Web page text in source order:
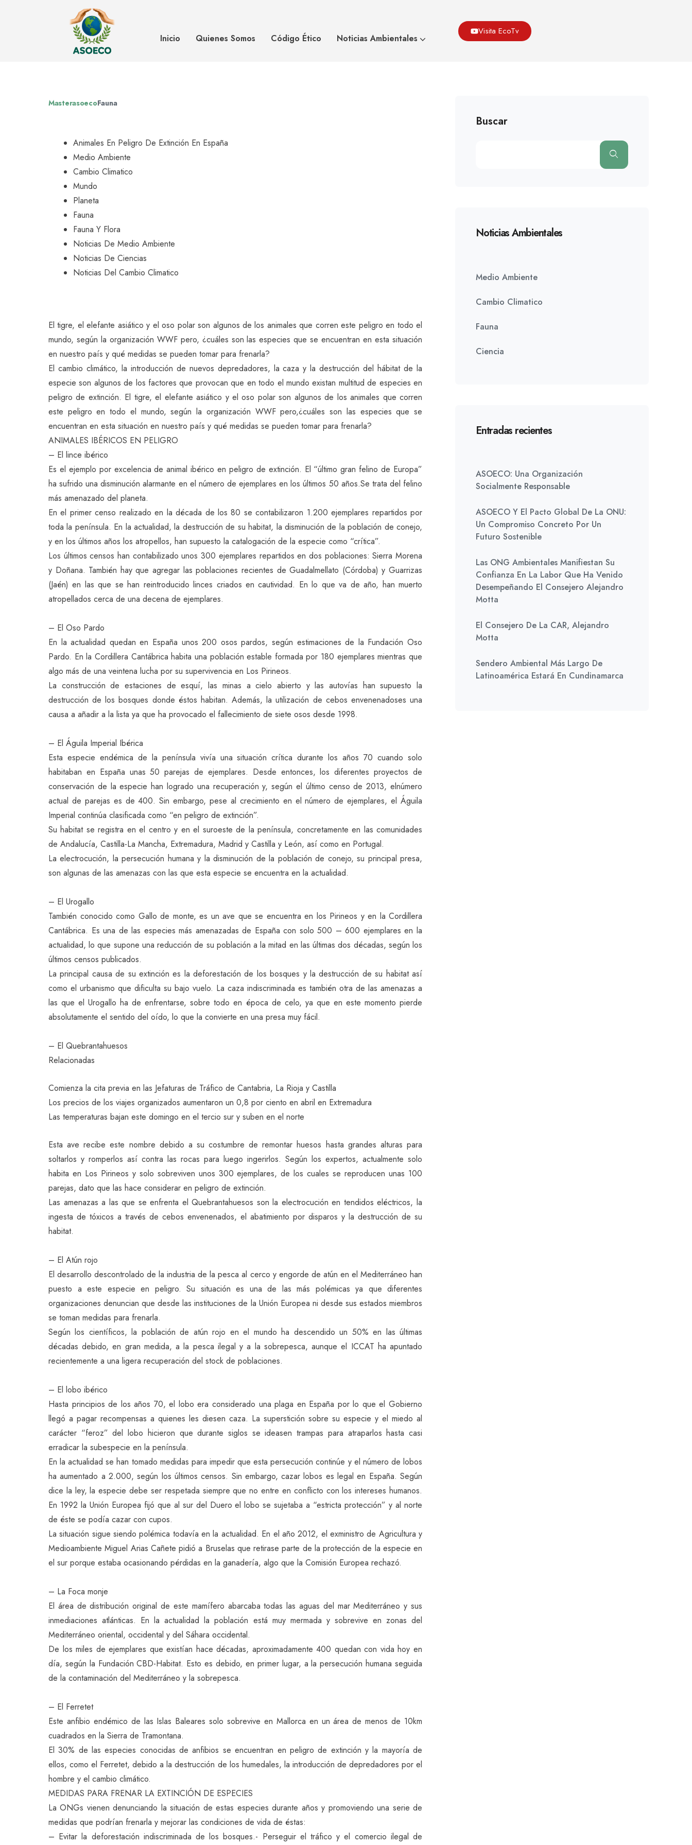
Inicio Quienes Somos Código Ético Noticias Ambientales
Visita EcoTv
Animales en peligro de extinción en España Blog Fauna Animales En Peligro De Extinción En España
MasterasoecoFauna
Animales En Peligro De Extinción En España
Medio Ambiente
Cambio Climatico
Mundo
Planeta
Fauna
Fauna Y Flora
Noticias De Medio Ambiente
Noticias De Ciencias
Noticias Del Cambio Climatico
El tigre, el elefante asiático y el oso polar son algunos de los animales que corren este peligro en todo el
mundo, según la organización WWF pero, ¿cuáles son las especies que se encuentran en esta situación
en nuestro país y qué medidas se pueden tomar para frenarla?
El cambio climático, la introducción de nuevos depredadores, la caza y la destrucción del hábitat de la
especie son algunos de los factores que provocan que en todo el mundo existan multitud de especies en
peligro de extinción. El tigre, el elefante asiático y el oso polar son algunos de los animales que corren
este peligro en todo el mundo, según la organización WWF pero,¿cuáles son las especies que se
encuentran en esta situación en nuestro país y qué medidas se pueden tomar para frenarla?
ANIMALES IBÉRICOS EN PELIGRO
– El lince ibérico
Es el ejemplo por excelencia de animal ibérico en peligro de extinción. El “último gran felino de Europa”
ha sufrido una disminución alarmante en el número de ejemplares en los últimos 50 años.Se trata del felino
más amenazado del planeta.
En el primer censo realizado en la década de los 80 se contabilizaron 1.200 ejemplares repartidos por
toda la península. En la actualidad, la destrucción de su habitat, la disminución de la población de conejo,
y en los últimos años los atropellos, han supuesto la catalogación de la especie como “crítica”.
Los últimos censos han contabilizado unos 300 ejemplares repartidos en dos poblaciones: Sierra Morena
y Doñana. También hay que agregar las poblaciones recientes de Guadalmellato (Córdoba) y Guarrizas
(Jaén) en las que se han reintroducido linces criados en cautividad. En lo que va de año, han muerto
atropellados cerca de una decena de ejemplares.
– El Oso Pardo
En la actualidad quedan en España unos 200 osos pardos, según estimaciones de la Fundación Oso
Pardo. En la Cordillera Cantábrica habita una población estable formada por 180 ejemplares mientras que
algo más de una veintena lucha por su supervivencia en Los Pirineos.
La construcción de estaciones de esquí, las minas a cielo abierto y las autovías han supuesto la
destrucción de los bosques donde éstos habitan. Además, la utilización de cebos envenenadoses una
causa a añadir a la lista ya que ha provocado el fallecimiento de siete osos desde 1998.
– El Águila Imperial Ibérica
Esta especie endémica de la península vivía una situación crítica durante los años 70 cuando solo
habitaban en España unas 50 parejas de ejemplares. Desde entonces, los diferentes proyectos de
conservación de la especie han logrado una recuperación y, según el último censo de 2013, elnúmero
actual de parejas es de 400. Sin embargo, pese al crecimiento en el número de ejemplares, el Águila
Imperial continúa clasificada como “en peligro de extinción”.
Su habitat se registra en el centro y en el suroeste de la península, concretamente en las comunidades
de Andalucía, Castilla-La Mancha, Extremadura, Madrid y Castilla y León, así como en Portugal.
La electrocución, la persecución humana y la disminución de la población de conejo, su principal presa,
son algunas de las amenazas con las que esta especie se encuentra en la actualidad.
– El Urogallo
También conocido como Gallo de monte, es un ave que se encuentra en los Pirineos y en la Cordillera
Cantábrica. Es una de las especies más amenazadas de España con solo 500 – 600 ejemplares en la
actualidad, lo que supone una reducción de su población a la mitad en las últimas dos décadas, según los
últimos censos publicados.
La principal causa de su extinción es la deforestación de los bosques y la destrucción de su habitat así
como el urbanismo que dificulta su bajo vuelo. La caza indiscriminada es también otra de las amenazas a
las que el Urogallo ha de enfrentarse, sobre todo en época de celo, ya que en este momento pierde
absolutamente el sentido del oído, lo que la convierte en una presa muy fácil.
– El Quebrantahuesos
Relacionadas
Comienza la cita previa en las Jefaturas de Tráfico de Cantabria, La Rioja y Castilla
Los precios de los viajes organizados aumentaron un 0,8 por ciento en abril en Extremadura
Las temperaturas bajan este domingo en el tercio sur y suben en el norte
Esta ave recibe este nombre debido a su costumbre de remontar huesos hasta grandes alturas para
soltarlos y romperlos así contra las rocas para luego ingerirlos. Según los expertos, actualmente solo
habita en Los Pirineos y solo sobreviven unos 300 ejemplares, de los cuales se reproducen unas 100
parejas, dato que las hace considerar en peligro de extinción.
Las amenazas a las que se enfrenta el Quebrantahuesos son la electrocución en tendidos eléctricos, la
ingesta de tóxicos a través de cebos envenenados, el abatimiento por disparos y la destrucción de su
habitat.
– El Atún rojo
El desarrollo descontrolado de la industria de la pesca al cerco y engorde de atún en el Mediterráneo han
puesto a este especie en peligro. Su situación es una de las más polémicas ya que diferentes
organizaciones denuncian que desde las instituciones de la Unión Europea ni desde sus estados miembros
se toman medidas para frenarla.
Según los científicos, la población de atún rojo en el mundo ha descendido un 50% en las últimas
décadas debido, en gran medida, a la pesca ilegal y a la sobrepesca, aunque el ICCAT ha apuntado
recientemente a una ligera recuperación del stock de poblaciones.
– El lobo ibérico
Hasta principios de los años 70, el lobo era considerado una plaga en España por lo que el Gobierno
llegó a pagar recompensas a quienes les diesen caza. La superstición sobre su especie y el miedo al
carácter “feroz” del lobo hicieron que durante siglos se ideasen trampas para atraparlos hasta casi
erradicar la subespecie en la península.
En la actualidad se han tomado medidas para impedir que esta persecución continúe y el número de lobos
ha aumentado a 2.000, según los últimos censos. Sin embargo, cazar lobos es legal en España. Según
dice la ley, la especie debe ser respetada siempre que no entre en conflicto con los intereses humanos.
En 1992 la Unión Europea fijó que al sur del Duero el lobo se sujetaba a “estricta protección” y al norte
de éste se podía cazar con cupos.
La situación sigue siendo polémica todavía en la actualidad. En el año 2012, el exministro de Agricultura y
Medioambiente Miguel Arias Cañete pidió a Bruselas que retirase parte de la protección de la especie en
el sur porque estaba ocasionando pérdidas en la ganadería, algo que la Comisión Europea rechazó.
– La Foca monje
El área de distribución original de este mamífero abarcaba todas las aguas del mar Mediterráneo y sus
inmediaciones atlánticas. En la actualidad la población está muy mermada y sobrevive en zonas del
Mediterráneo oriental, occidental y del Sáhara occidental.
De los miles de ejemplares que existían hace décadas, aproximadamente 400 quedan con vida hoy en
día, según la Fundación CBD-Habitat. Esto es debido, en primer lugar, a la persecución humana seguida
de la contaminación del Mediterráneo y la sobrepesca.
– El Ferretet
Este anfibio endémico de las Islas Baleares solo sobrevive en Mallorca en un área de menos de 10km
cuadrados en la Sierra de Tramontana.
El 30% de las especies conocidas de anfibios se encuentran en peligro de extinción y la mayoría de
ellos, como el Ferretet, debido a la destrucción de los humedales, la introducción de depredadores por el
hombre y el cambio climático.
MEDIDAS PARA FRENAR LA EXTINCIÓN DE ESPECIES
La ONGs vienen denunciando la situación de estas especies durante años y promoviendo una serie de
medidas que podrían frenarla y mejorar las condiciones de vida de éstas:
– Evitar la deforestación indiscriminada de los bosques.- Perseguir el tráfico y el comercio ilegal de
Buscar
Noticias Ambientales
Medio Ambiente
Cambio Climatico
Fauna
Ciencia
Entradas recientes
ASOECO: Una Organización
Socialmente Responsable
ASOECO Y El Pacto Global De La ONU:
Un Compromiso Concreto Por Un
Futuro Sostenible
Las ONG Ambientales Manifiestan Su
Confianza En La Labor Que Ha Venido
Desempeñando El Consejero Alejandro
Motta
El Consejero De La CAR, Alejandro
Motta
Sendero Ambiental Más Largo De
Latinoamérica Estará En Cundinamarca